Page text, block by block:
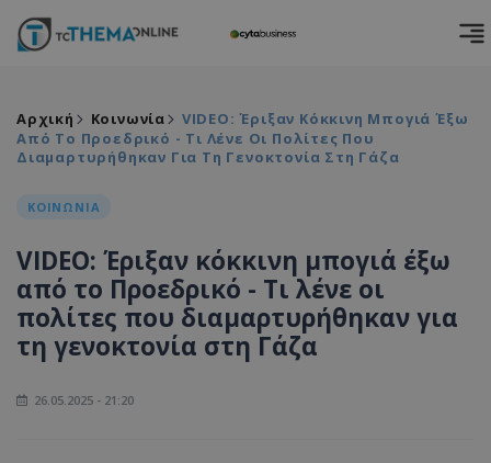
Αρχική Κοινωνία
VIDEO: Έριξαν Κόκκινη Μπογιά Έξω
Από Το Προεδρικό - Τι Λένε Οι Πολίτες Που
Διαμαρτυρήθηκαν Για Τη Γενοκτονία Στη Γάζα
ΚΟΙΝΩΝΙΑ
VIDEO: Έριξαν κόκκινη μπογιά έξω
από το Προεδρικό - Τι λένε οι
πολίτες που διαμαρτυρήθηκαν για
τη γενοκτονία στη Γάζα
26.05.2025 - 21:20